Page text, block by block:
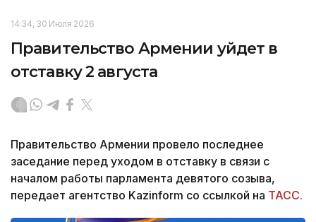
14:34, 30 Июля 2026
Правительство Армении уйдет в
отставку 2 августа
Правительство Армении провело последнее
заседание перед уходом в отставку в связи с
началом работы парламента девятого созыва,
передает агентство Kazinform со ссылкой на ТАСС.